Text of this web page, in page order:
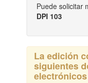
Puede solicitar
DPI 103
La edición
siguientes